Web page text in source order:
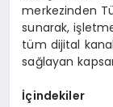
merkezinden
sunarak,
tüm dijital
sağlayan
İçindekiler